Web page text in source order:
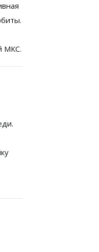
МКС.